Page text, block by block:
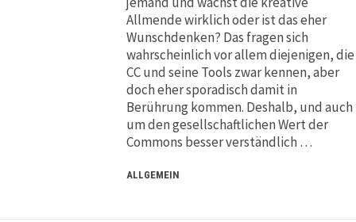
Allmende wirklich oder ist das eher
Wunschdenken? Das fragen sich
wahrscheinlich vor allem diejenigen, die
CC und seine Tools zwar kennen, aber
doch eher sporadisch damit in
Berührung kommen. Deshalb, und auch
um den gesellschaftlichen Wert der
Commons besser verständlich …
ALLGEMEIN